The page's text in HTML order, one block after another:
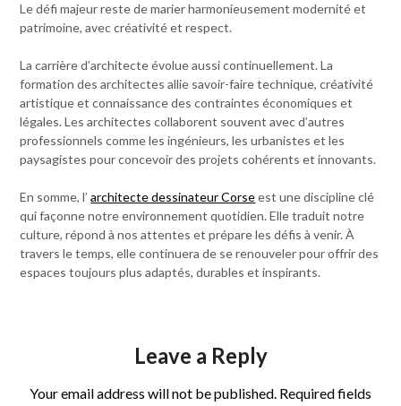
Le défi majeur reste de marier harmonieusement modernité et
patrimoine, avec créativité et respect.
La carrière d’architecte évolue aussi continuellement. La
formation des architectes allie savoir-faire technique, créativité
artistique et connaissance des contraintes économiques et
légales. Les architectes collaborent souvent avec d’autres
professionnels comme les ingénieurs, les urbanistes et les
paysagistes pour concevoir des projets cohérents et innovants.
En somme, l’architecte dessinateur Corseest une discipline clé
qui façonne notre environnement quotidien. Elle traduit notre
culture, répond à nos attentes et prépare les défis à venir. À
travers le temps, elle continuera de se renouveler pour offrir des
espaces toujours plus adaptés, durables et inspirants.
Leave a Reply
Your email address will not be published. Required fields